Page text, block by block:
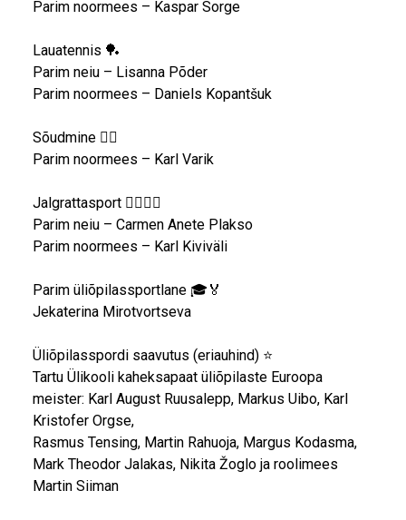
Parim noormees – Kaspar Sorge
Lauatennis 🏓
Parim neiu – Lisanna Põder
Parim noormees – Daniels Kopantšuk
Sõudmine 🚣‍♂️
Parim noormees – Karl Varik
Jalgrattasport 🚴‍♀️🚴‍♂️
Parim neiu – Carmen Anete Plakso
Parim noormees – Karl Kiviväli
Parim üliõpilassportlane 🎓🏅
Jekaterina Mirotvortseva
Üliõpilasspordi saavutus (eriauhind) ⭐
Tartu Ülikooli kaheksapaat üliõpilaste Euroopa
meister: Karl August Ruusalepp, Markus Uibo, Karl
Kristofer Orgse,
Rasmus Tensing, Martin Rahuoja, Margus Kodasma,
Mark Theodor Jalakas, Nikita Žoglo ja roolimees
Martin Siiman